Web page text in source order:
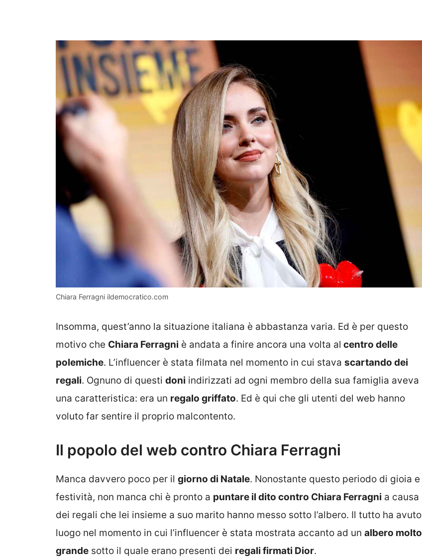
Chiara Ferragni ildemocratico.com
Insomma, quest’anno la situazione italiana è abbastanza varia. Ed è per questo
motivo che Chiara Ferragni è andata a finire ancora una volta al centro delle
polemiche. L’influencer è stata filmata nel momento in cui stava scartando dei
regali. Ognuno di questi doni indirizzati ad ogni membro della sua famiglia aveva
una caratteristica: era un regalo griffato. Ed è qui che gli utenti del web hanno
voluto far sentire il proprio malcontento.
Il popolo del web contro Chiara Ferragni
Manca davvero poco per il giorno di Natale. Nonostante questo periodo di gioia e
festività, non manca chi è pronto a puntare il dito contro Chiara Ferragni a causa
dei regali che lei insieme a suo marito hanno messo sotto l’albero. Il tutto ha avuto
luogo nel momento in cui l’influencer è stata mostrata accanto ad un albero molto
grande sotto il quale erano presenti dei regali firmati Dior.